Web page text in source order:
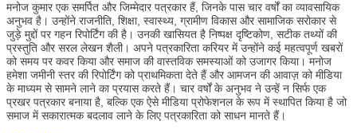
मनोज कुमार एक समर्पित और जिम्मेदार पत्रकार हैं, जिनके पास चार वर्षों का व्यावसायिक
अनुभव है। उन्होंने राजनीति, शिक्षा, स्वास्थ्य, ग्रामीण विकास और सामाजिक सरोकार से
जुड़े मुद्दों पर गहन रिपोर्टिंग की है। उनकी खासियत है निष्पक्ष दृष्टिकोण, सटीक तथ्यों की
प्रस्तुति और सरल लेखन शैली। अपने पत्रकारिता करियर में उन्होंने कई महत्वपूर्ण खबरों
को समय पर कवर किया और समाज की वास्तविक समस्याओं को उजागर किया। मनोज
हमेशा जमीनी स्तर की रिपोर्टिंग को प्राथमिकता देते हैं और आमजन की आवाज़ को मीडिया
के माध्यम से सामने लाने का प्रयास करते हैं। चार वर्षों के अनुभव ने उन्हें न सिर्फ एक
प्रखर पत्रकार बनाया है, बल्कि एक ऐसे मीडिया प्रोफेशनल के रूप में स्थापित किया है जो
समाज में सकारात्मक बदलाव लाने के लिए पत्रकारिता को साधन मानते हैं।